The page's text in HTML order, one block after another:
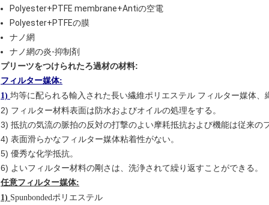
Polyester+PTFE membrane+Antiの空電
Polyester+PTFEの膜
ナノ網
ナノ網の炎-抑制剤
プリーツをつけられたろ過材の材料:
フィルター媒体:
1) 均等に配られる輸入された長い繊維ポリエステル フィルター媒体、
2) フィルター材料表面は防水およびオイルの処理をする。
3) 抵抗の気流の脈拍の反対の打撃のよい摩耗抵抗および機能は従来の
4) 表面滑らかなフィルター媒体粘着性がない。
5) 優秀な化学抵抗。
6) よいフィルター材料の剛さは、洗浄されて繰り返すことができる。
任意フィルター媒体:
1) Spunbondedポリエステル